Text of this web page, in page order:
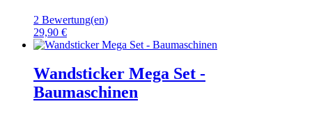
2 Bewertung(en)
29,90 €
Wandsticker Mega Set -
Baumaschinen